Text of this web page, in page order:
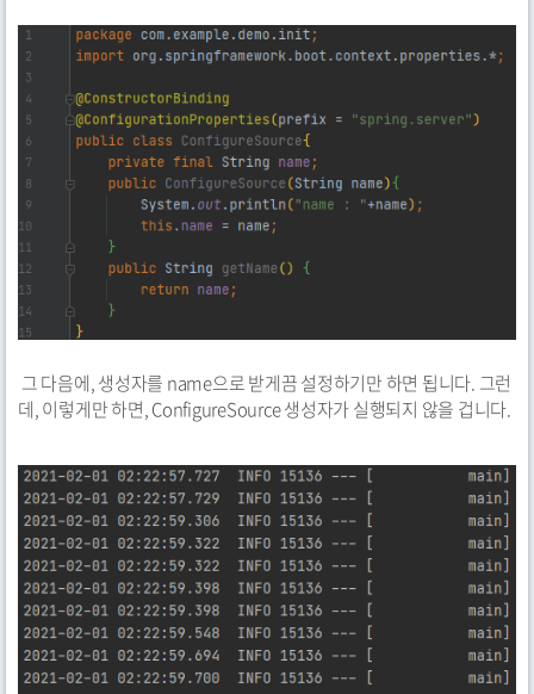
그 다음에, 생성자를 name으로 받게끔 설정하기만 하면 됩니다. 그런
데, 이렇게만 하면, ConfigureSource 생성자가 실행되지 않을 겁니다.